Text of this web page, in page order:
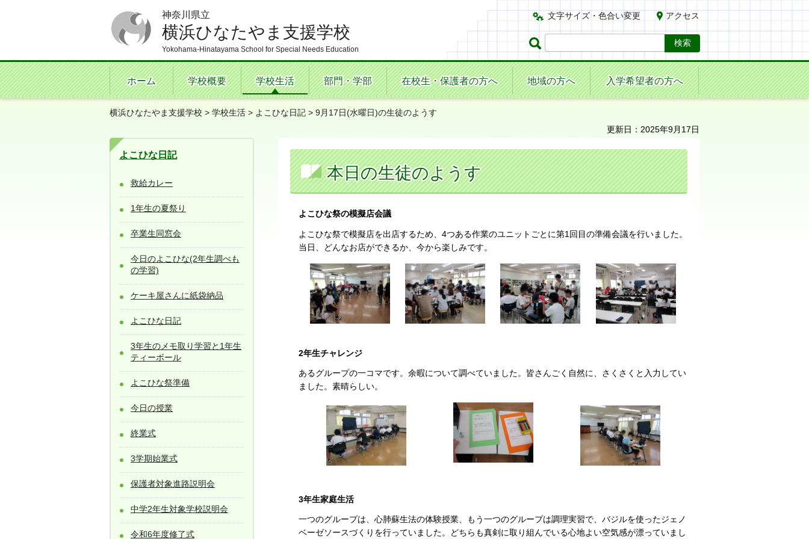
神奈川県立
横浜ひなたやま支援学校
Yokohama-Hinatayama School for Special Needs Education
文字サイズ・色合い変更 アクセス
ホーム 学校概要 学校生活 部門・学部 在校生・保護者の方へ 地域の方へ 入学希望者の方へ
横浜ひなたやま支援学校 > 学校生活 > よこひな日記 > 9月17日(水曜日)の生徒のようす
更新日：2025年9月17日
よこひな日記
救給カレー
1年生の夏祭り
卒業生同窓会
今日のよこひな(2年生調べも
の学習)
ケーキ屋さんに紙袋納品
よこひな日記
3年生のメモ取り学習と1年生
ティーボール
よこひな祭準備
今日の授業
終業式
3学期始業式
保護者対象進路説明会
中学2年生対象学校説明会
令和6年度修了式
本日の生徒のようす
よこひな祭の模擬店会議
よこひな祭で模擬店を出店するため、4つある作業のユニットごとに第1回目の準備会議を行いました。
当日、どんなお店ができるか、今から楽しみです。
2年生チャレンジ
あるグループの一コマです。余暇について調べていました。皆さんごく自然に、さくさくと入力してい
ました。素晴らしい。
3年生家庭生活
一つのグループは、心肺蘇生法の体験授業、もう一つのグループは調理実習で、バジルを使ったジェノ
ベーゼソースづくりを行っていました。どちらも真剣に取り組んでいる心地よい空気感が漂っていまし